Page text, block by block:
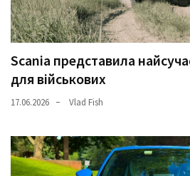
Scania представила
для військових
17.06.2026 Vlad Fish